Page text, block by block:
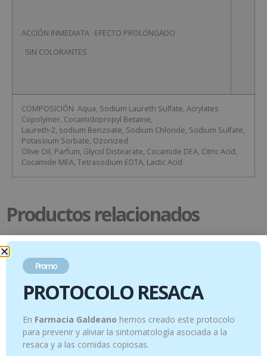
ACCIÓN INMEDIATA · EFECTO PROLONGADO
· SIN COLORANTES
COMPOSICIÓN Aqua, Sodium Laureth Sulfate, Acrylates
Copolymer, Cocamidopropyl Betaine,
Laureth-2, sodium Benzoate, Sodium Chloride, Sodium Sulfate,
Potassium Sorbate, Ozonized
Olive Oil, Parfum, Glycol Distearate, Cocamide DEA, Citric Acid,
Cocamide MEA, Tetrasodium EDTA, Lactic Acid
Productos relacionados
Promo
PROTOCOLO RESACA
En Farmacia Galdeano hemos creado este protocolo
para prevenir y aliviar la sintomatología asociada a la
resaca y a las comidas copiosas.